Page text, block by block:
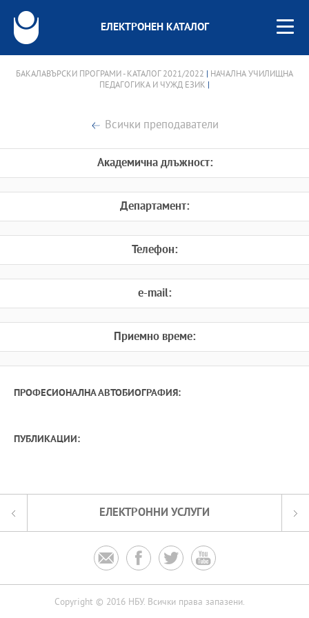
ЕЛЕКТРОНЕН КАТАЛОГ
БАКАЛАВЪРСКИ ПРОГРАМИ - КАТАЛОГ 2021/2022
НАЧАЛНА УЧИЛИЩНА
ПЕДАГОГИКА И ЧУЖД ЕЗИК
Всички преподаватели
Академична длъжност:
Департамент:
Телефон:
e-mail:
Приемно време:
ПРОФЕСИОНАЛНА АВТОБИОГРАФИЯ:
ПУБЛИКАЦИИ:
ЕЛЕКТРОННИ УСЛУГИ
   
Copyright © 2016 НБУ. Всички права запазени.